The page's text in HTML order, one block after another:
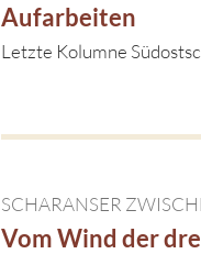
Aufarbeiten
Letzte Kolumne
SCHARANSER
Vom Wind der